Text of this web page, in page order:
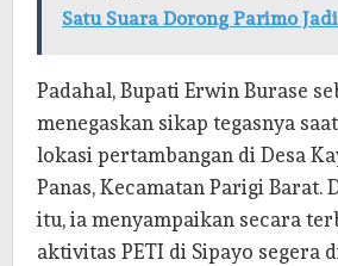
Satu Suara Dorong Parimo
Padahal, Bupati Erwin Burase
menegaskan sikap tegasnya
lokasi pertambangan di Desa
Panas, Kecamatan Parigi Barat.
itu, ia menyampaikan secara
aktivitas PETI di Sipayo segera